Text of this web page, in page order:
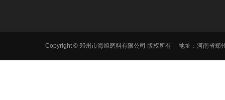
Copyright © 郑州市海旭磨料有限公司 版权所有 地址：河南省